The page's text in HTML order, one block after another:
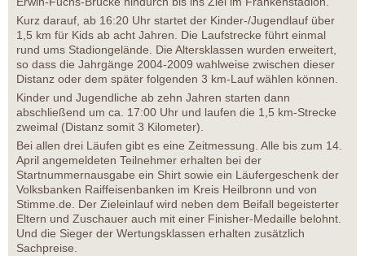
Kurz darauf, ab 16:20 Uhr startet der Kinder-/Jugendlauf über
1,5 km für Kids ab acht Jahren. Die Laufstrecke führt einmal
rund ums Stadiongelände. Die Altersklassen wurden erweitert,
so dass die Jahrgänge 2004-2009 wahlweise zwischen dieser
Distanz oder dem später folgenden 3 km-Lauf wählen können.
Kinder und Jugendliche ab zehn Jahren starten dann
abschließend um ca. 17:00 Uhr und laufen die 1,5 km-Strecke
zweimal (Distanz somit 3 Kilometer).
Bei allen drei Läufen gibt es eine Zeitmessung. Alle bis zum 14.
April angemeldeten Teilnehmer erhalten bei der
Startnummernausgabe ein Shirt sowie ein Läufergeschenk der
Volksbanken Raiffeisenbanken im Kreis Heilbronn und von
Stimme.de. Der Zieleinlauf wird neben dem Beifall begeisterter
Eltern und Zuschauer auch mit einer Finisher-Medaille belohnt.
Und die Sieger der Wertungsklassen erhalten zusätzlich
Sachpreise.